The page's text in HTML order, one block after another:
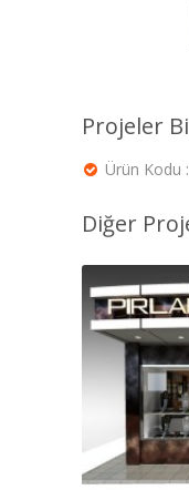
Projeler
Ürün Kodu
Diğer